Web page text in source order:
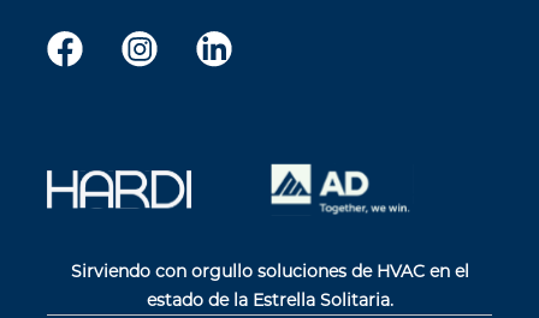
Sirviendo con orgullo soluciones de HVAC en el
estado de la Estrella Solitaria.